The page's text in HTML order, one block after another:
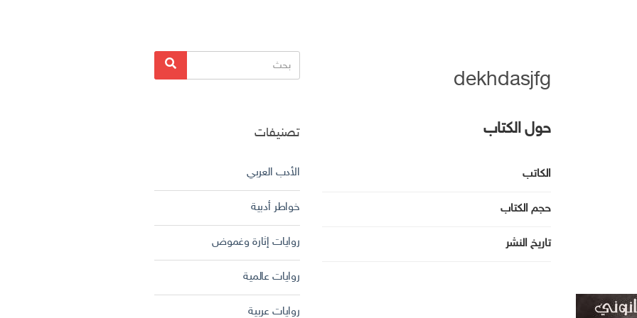
dekhdasjfg
حول الكتاب
الكاتب
حجم الكتاب
تاريخ النشر
البحث
عن:
بحث
تصنيفات
الأدب العربي
خواطر أدبية
روايات إثارة وغموض
روايات عالمية
روايات عربية